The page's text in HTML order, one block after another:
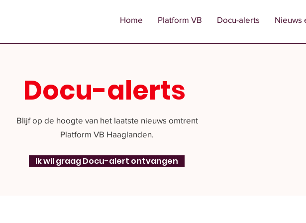
Home Platform VB Docu-alerts Nieuws
Docu-alerts
Blijf op de hoogte van het laatste nieuws omtrent
Platform VB Haaglanden.
Ik wil graag Docu-alert ontvangen